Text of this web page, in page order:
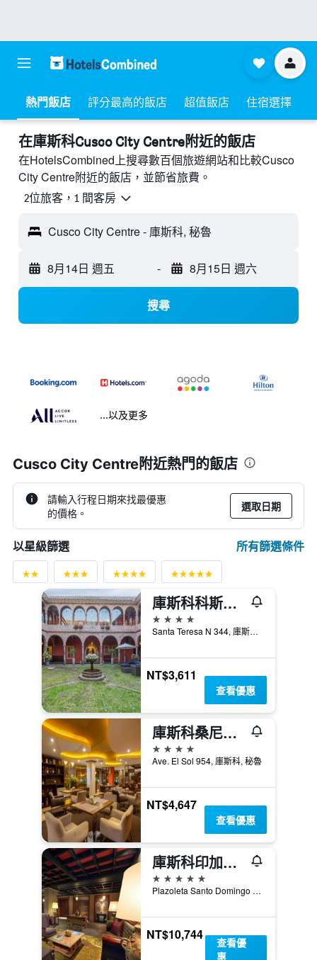
熱門飯店 評分最高的飯店 超值飯店 住宿選擇
​在庫斯科Cusco City Centre附近​的飯店
在HotelsCombined上搜尋數百個旅遊網站和比較Cusco
City Centre附近的飯店，並節省旅費。
2位旅客，1 間客房
Cusco City Centre - 庫斯科, 秘魯
8月14日 週五 - 8月15日 週六
搜尋
...以及更多
Cusco City Centre附近熱門的飯店
請輸入行程日期來找最優惠
的價格。
選取日期
以星級篩選 所有篩選條件
庫斯科科斯塔朗晴華美達酒店 - 庫斯科
4星級
Santa Teresa N 344, 庫斯科, 秘魯
NT$3,611
查看優惠
庫斯科桑尼斯塔酒店
4星級
Ave. El Sol 954, 庫斯科, 秘魯
NT$4,647
查看優惠
庫斯科印加自由宮豪華精選酒店 - 庫斯科
5星級
Plazoleta Santo Domingo 259, 庫斯科, 秘魯
NT$10,744
查看優
惠